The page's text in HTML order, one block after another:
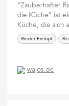
"Zauberhafter
die Küche" ist
Küche, die sich
Rinder Eintopf
wajos.de